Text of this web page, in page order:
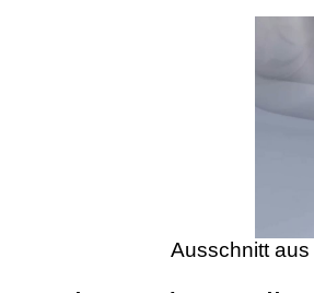
Ausschnitt